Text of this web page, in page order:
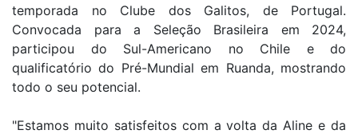
temporada no Clube dos Galitos, de Portugal.
Convocada para a Seleção Brasileira em 2024,
participou do Sul-Americano no Chile e do
qualificatório do Pré-Mundial em Ruanda, mostrando
todo o seu potencial.
"Estamos muito satisfeitos com a volta da Aline e da